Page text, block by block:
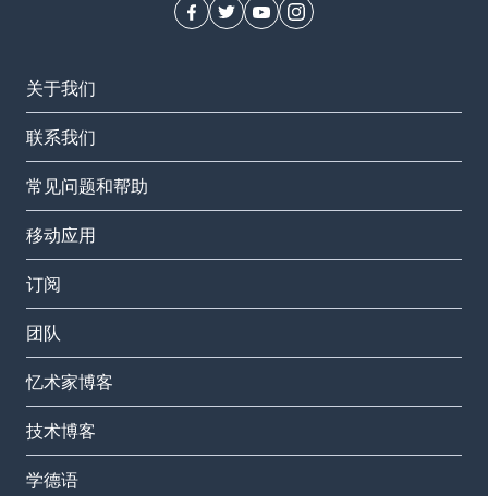
关于我们
联系我们
常见问题和帮助
移动应用
订阅
团队
忆术家博客
技术博客
学德语